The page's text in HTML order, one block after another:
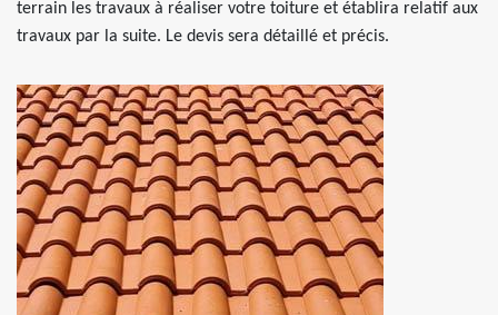
terrain les travaux à réaliser votre toiture et établira relatif aux
travaux par la suite. Le devis sera détaillé et précis.